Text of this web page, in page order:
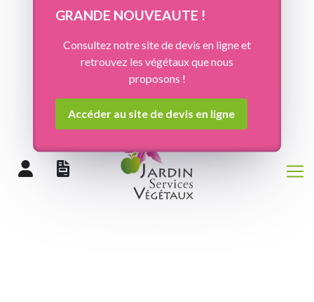
GRANDE NOUVEAUTE !
Consultez notre site de devis en ligne et
retrouvez les végétaux que nous
proposons !
Accéder au site de devis en ligne
Panneau de gestion des cookies